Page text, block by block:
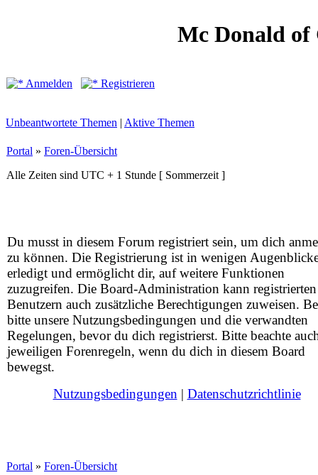
Mc Donald of
Anmelden Registrieren
Unbeantwortete Themen | Aktive Themen
Portal » Foren-Übersicht
Alle Zeiten sind UTC + 1 Stunde [ Sommerzeit ]
Du musst in diesem Forum registriert sein, um dich
zu können. Die Registrierung ist in wenigen
erledigt und ermöglicht dir, auf weitere Funktionen
zuzugreifen. Die Board-Administration kann registrierten
Benutzern auch zusätzliche Berechtigungen zuweisen.
bitte unsere Nutzungsbedingungen und die verwandten
Regelungen, bevor du dich registrierst. Bitte beachte
jeweiligen Forenregeln, wenn du dich in diesem Board
bewegst.
Nutzungsbedingungen | Datenschutzrichtlinie
Portal » Foren-Übersicht